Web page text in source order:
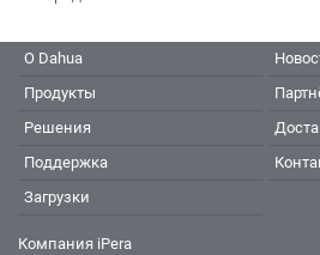
О Dahua
Продукты
Решения
Поддержка
Загрузки
Компания iPera